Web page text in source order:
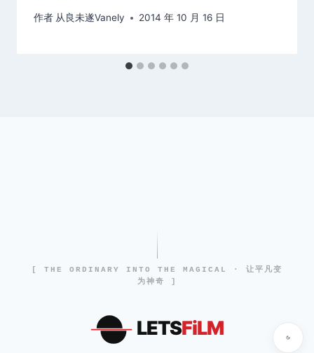
作者 从良未遂Vanely 2014 年 10 月 16 日
[ THE ORDINARY INTO THE MAGICAL · 让平凡变
为神奇 ]
LETSFiLM